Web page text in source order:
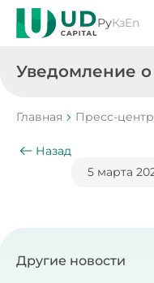
РуКзEn
Уведомление о
Главная Пресс-центр
Назад
5 марта
Другие новости